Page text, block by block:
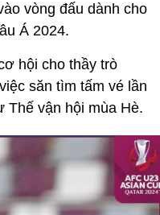
vòng đấu dành cho
Á 2024.
hội cho thầy trò
săn tìm tấm vé lần
Thế vận hội mùa Hè.